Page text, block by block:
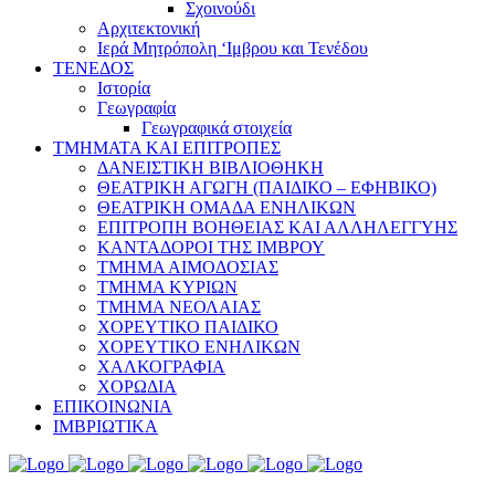
Σχοινούδι
Αρχιτεκτονική
Ιερά Μητρόπολη ‘Ιμβρου και Τενέδου
ΤΕΝΕΔΟΣ
Ιστορία
Γεωγραφία
Γεωγραφικά στοιχεία
ΤΜΗΜΑΤΑ ΚΑΙ ΕΠΙΤΡΟΠΕΣ
ΔΑΝΕΙΣΤΙΚΗ ΒΙΒΛΙΟΘΗΚΗ
ΘΕΑΤΡΙΚΗ ΑΓΩΓΗ (ΠΑΙΔΙΚΟ – ΕΦΗΒΙΚΟ)
ΘΕΑΤΡΙΚΗ ΟΜΑΔΑ ΕΝΗΛΙΚΩΝ
ΕΠΙΤΡΟΠΗ ΒΟΗΘΕΙΑΣ ΚΑΙ ΑΛΛΗΛΕΓΓΥΗΣ
ΚΑΝΤΑΔΟΡΟΙ ΤΗΣ ΙΜΒΡΟΥ
ΤΜΗΜΑ ΑΙΜΟΔΟΣΙΑΣ
ΤΜΗΜΑ ΚΥΡΙΩΝ
ΤΜΗΜΑ ΝΕΟΛΑΙΑΣ
ΧΟΡΕΥΤΙΚΟ ΠΑΙΔΙΚΟ
ΧΟΡΕΥΤΙΚΟ ΕΝΗΛΙΚΩΝ
ΧΑΛΚΟΓΡΑΦΙΑ
ΧΟΡΩΔΙΑ
ΕΠΙΚΟΙΝΩΝΙΑ
ΙΜΒΡΙΩΤΙΚΑ